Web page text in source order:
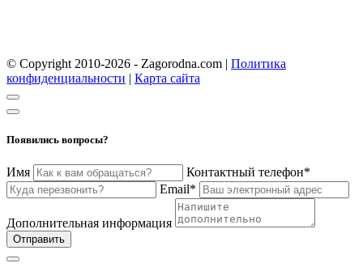
© Copyright 2010-2026 - Zagorodna.com
Политика
конфиденциальности
Карта сайта
Появились вопросы?
Имя
Контактный телефон*
Email*
Дополнительная информация
Отправить